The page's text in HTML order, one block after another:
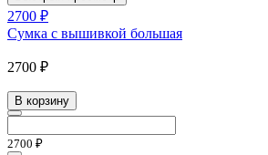
2700 ₽
Сумка с вышивкой большая
2700 ₽
В корзину
2700 ₽